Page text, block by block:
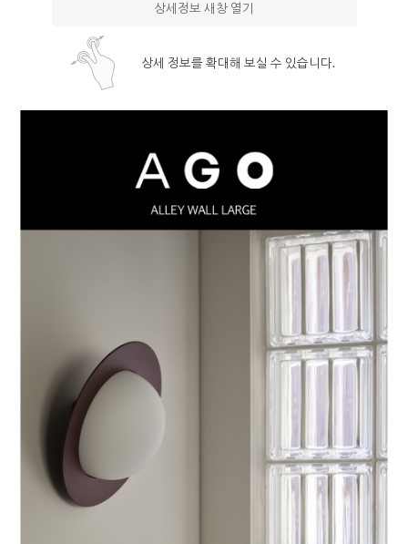
상세정보 새창 열기
상세 정보를 확대해 보실 수 있습니다.